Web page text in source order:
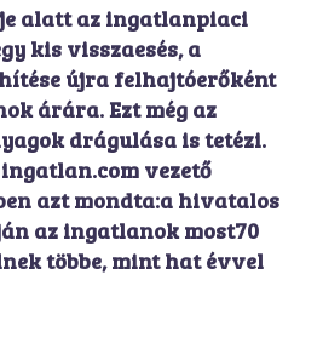
alatt az ingatlanpiaci
kis visszaesés, a
újra felhajtóerőként
árára. Ezt még az
drágulása is tetézi.
vezető
azt mondta:a hivatalos
az ingatlanok most70
többe, mint hat évvel